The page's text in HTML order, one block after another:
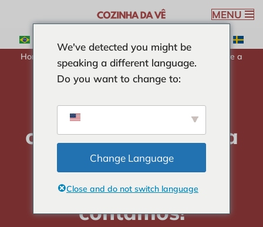
para
MENU
Home CURIOSIDADES-História e curiosidades sobre a
descoberta do chocolate: Nós contamos!
História e
curiosidades sobre a
descoberta do
chocolate: Nós
contamos!
We've detected you might be
speaking a different language.
Do you want to change to:
Change Language
Close and do not switch language